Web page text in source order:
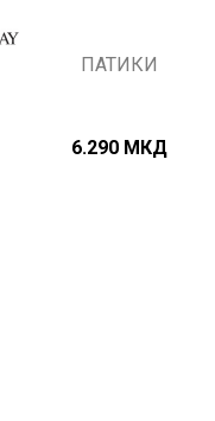
ПАТИКИ
6.290 МКД